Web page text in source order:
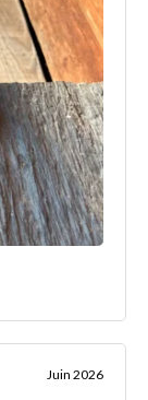
Juin 2026